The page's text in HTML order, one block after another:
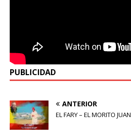
PUBLICIDAD
ANTERIOR
EL FARY – EL MORITO JUAN